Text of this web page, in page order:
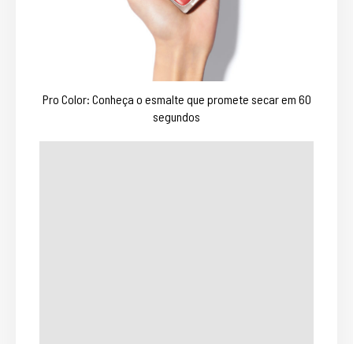
Pro Color: Conheça o esmalte que promete secar em 60
segundos